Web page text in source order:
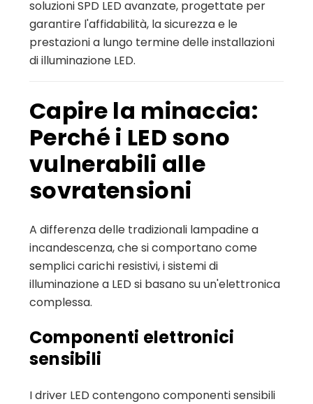
soluzioni SPD LED avanzate, progettate per
garantire l'affidabilità, la sicurezza e le
prestazioni a lungo termine delle installazioni
di illuminazione LED.
Capire la minaccia:
Perché i LED sono
vulnerabili alle
sovratensioni
A differenza delle tradizionali lampadine a
incandescenza, che si comportano come
semplici carichi resistivi, i sistemi di
illuminazione a LED si basano su un'elettronica
complessa.
Componenti elettronici
sensibili
I driver LED contengono componenti sensibili